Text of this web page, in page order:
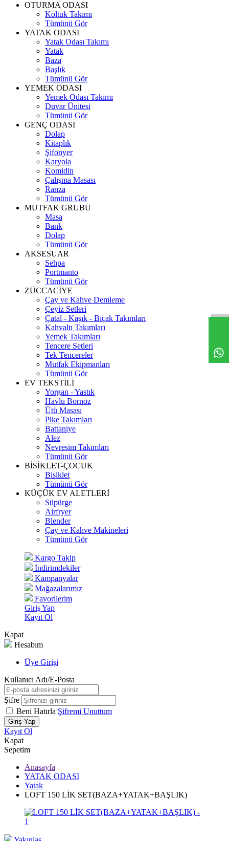
OTURMA ODASI
Koltuk Takımı
Tümünü Gör
YATAK ODASI
Yatak Odası Takımı
Yatak
Baza
Başlık
Tümünü Gör
YEMEK ODASI
Yemek Odası Takımı
Duvar Ünitesi
Tümünü Gör
GENÇ ODASI
Dolap
Kitaplık
Şifonyer
Karyola
Komidin
Çalışma Masası
Ranza
Tümünü Gör
MUTFAK GRUBU
Masa
Bank
Dolap
Tümünü Gör
AKSESUAR
Sehpa
Portmanto
Tümünü Gör
ZÜCCACİYE
Çay ve Kahve Demleme
Çeyiz Setleri
Çatal - Kaşık - Bıçak Takımları
Kahvaltı Takımları
Yemek Takımları
Tencere Setleri
Tek Tencereler
Mutfak Ekipmanları
Tümünü Gör
EV TEKSTİLİ
Yorgan - Yastık
Havlu Bornoz
Ütü Masası
Pike Takımları
Battaniye
Alez
Nevresim Takımları
Tümünü Gör
BİSİKLET-ÇOCUK
Bisiklet
Tümünü Gör
KÜÇÜK EV ALETLERİ
Süpürge
Airfryer
Blender
Çay ve Kahve Makineleri
Tümünü Gör
Kargo Takip
İndirimdekiler
Kampanyalar
Mağazalarımız
Favorilerim
Giriş Yap
Kayıt Ol
Kapat
Hesabım
Üye Girişi
Kullanıcı Adı/E-Posta
Şifre
Beni Hatırla Şifremi Unuttum
Giriş Yap
Kayıt Ol
Kapat
Sepetim
Anasayfa
YATAK ODASI
Yatak
LOFT 150 LİK SET(BAZA+YATAK+BAŞLIK)